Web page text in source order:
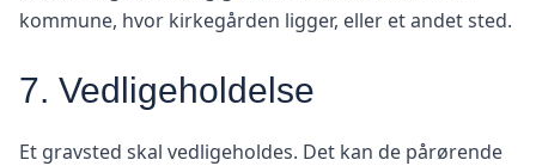
kommune, hvor kirkegården ligger, eller et andet sted.
7. Vedligeholdelse
Et gravsted skal vedligeholdes. Det kan de pårørende